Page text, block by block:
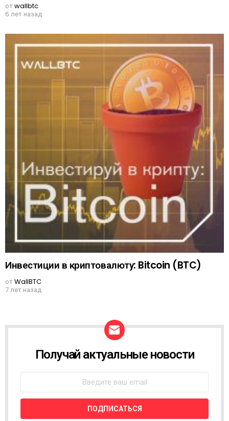
отwallbtc
6 лет назад
Инвестиции в криптовалюту: Bitcoin (BTC)
отWallBTC
7 лет назад
W
L
E
T
Получай актуальные новости